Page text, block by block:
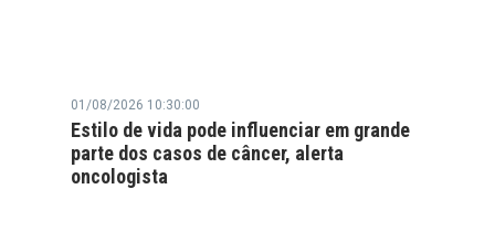
01/08/2026 10:30:00
Estilo de vida pode influenciar em grande
parte dos casos de câncer, alerta
oncologista